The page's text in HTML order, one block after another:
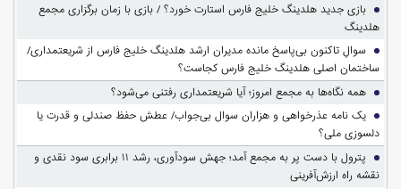
بازی جدید هلدینگ خلیج فارس استارت خورد؟ / بازی با زمان برگزاری مجمع
هلدینگ
سوالِ تاکنون بی‌پاسخ مانده مدیران ارشد هلدینگ خلیج فارس از شریعتمداری/
ساختمان اصلی هلدینگ خلیج فارس کجاست؟
همه نگاه‌ها به مجمع امروز؛ آیا شریعتمداری رفتنی می‌شود؟
یک نامه عذرخواهی و هزاران سوال بی‌جواب/ عطش حفظ صندلی و قدرت یا
دلسوزی ملی؟
پترول با دست پر به مجمع آمد؛ جهش سودآوری، رشد ۱۱ برابری سود نقدی و
نقشه راه ارزش‌آفرینی